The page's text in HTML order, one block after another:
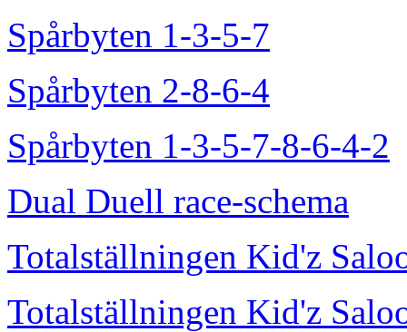
Spårbyten 1-3-5-7
Spårbyten 2-8-6-4
Spårbyten 1-3-5-7-8-6-4-2
Dual Duell race-schema
Totalställningen Kid'z
Totalställningen Kid'z